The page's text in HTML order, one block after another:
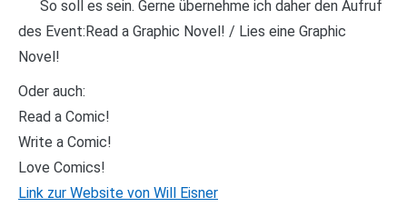
So soll es sein. Gerne übernehme ich daher den Aufruf
des Event:Read a Graphic Novel! / Lies eine Graphic
Novel!
Oder auch:
Read a Comic!
Write a Comic!
Love Comics!
Link zur Website von Will Eisner